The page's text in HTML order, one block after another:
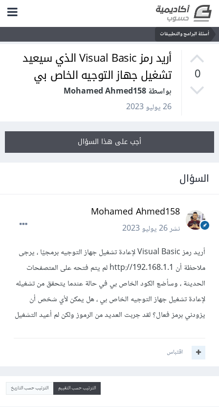
أسئلة البرامج والتطبيقات
0
أريد رمز Visual Basic الذي سيعيد
تشغيل جهاز التوجيه الخاص بي
بواسطة Mohamed Ahmed158
26 يوليو 2023
أجب على هذا السؤال
السؤال
Mohamed Ahmed158
نشر26 يوليو 2023
أريد رمز Visual Basic لإعادة تشغيل جهاز التوجيه برمجيًا ، يرجى
ملاحظة أن http://192.168.1.1 لم يتم فتحه على المتصفحات
الحديثة ، وسأضع الكود الخاص بي في حالة عندما يتحقق من تشغيله
لإعادة تشغيل جهاز التوجيه الخاص بي ، هل يمكن لأي شخص أن
يزودني برمز فعال؟ لقد جربت العديد من الرموز ولكن لم أعيد التشغيل
اقتباس
الترتيب حسب التقييم الترتيب حسب التاريخ